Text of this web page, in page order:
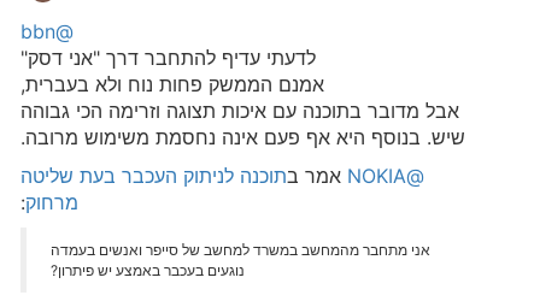
@bbn
לדעתי עדיף להתחבר דרך "אני דסק"
אמנם הממשק פחות נוח ולא בעברית,
אבל מדובר בתוכנה עם איכות תצוגה וזרימה הכי גבוהה
שיש. בנוסף היא אף פעם אינה נחסמת משימוש מרובה.
@NOKIA
אמר בתוכנה לניתוק העכבר בעת שליטה
מרחוק:
אני מתחבר מהמחשב במשרד למחשב של סייפר ואנשים בעמדה
נוגעים בעכבר באמצע יש פיתרון?